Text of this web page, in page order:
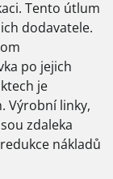
Tento útlum
dodavatele.
po jejich
je
Výrobní linky,
zdaleka
nákladů